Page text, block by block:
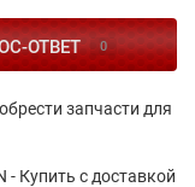
ОТВЕТ 0
запчасти для
с доставкой